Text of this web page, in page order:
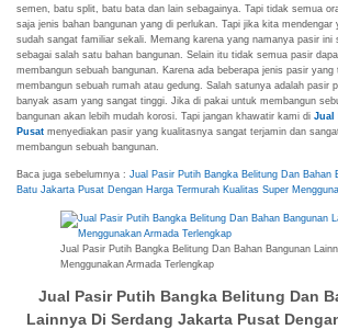
semen, batu split, batu bata dan lain sebagainya. Tapi tidak semua
saja jenis bahan bangunan yang di perlukan. Tapi jika kita mendengar
sudah sangat familiar sekali. Memang karena yang namanya pasir ini
sebagai salah satu bahan bangunan. Selain itu tidak semua pasir
membangun sebuah bangunan. Karena ada beberapa jenis pasir
membangun sebuah rumah atau gedung. Salah satunya adalah pasir
banyak asam yang sangat tinggi. Jika di pakai untuk membangun
bangunan akan lebih mudah korosi. Tapi jangan khawatir kami di Jual
Pusat menyediakan pasir yang kualitasnya sangat terjamin dan
membangun sebuah bangunan.
Baca juga sebelumnya : Jual Pasir Putih Bangka Belitung Dan Bahan
Batu Jakarta Pusat Dengan Harga Termurah Kualitas Super
Jual Pasir Putih Bangka Belitung Dan Bahan Bangunan
Menggunakan Armada Terlengkap
Jual Pasir Putih Bangka Belitung Dan
Lainnya Di Serdang Jakarta Pusat